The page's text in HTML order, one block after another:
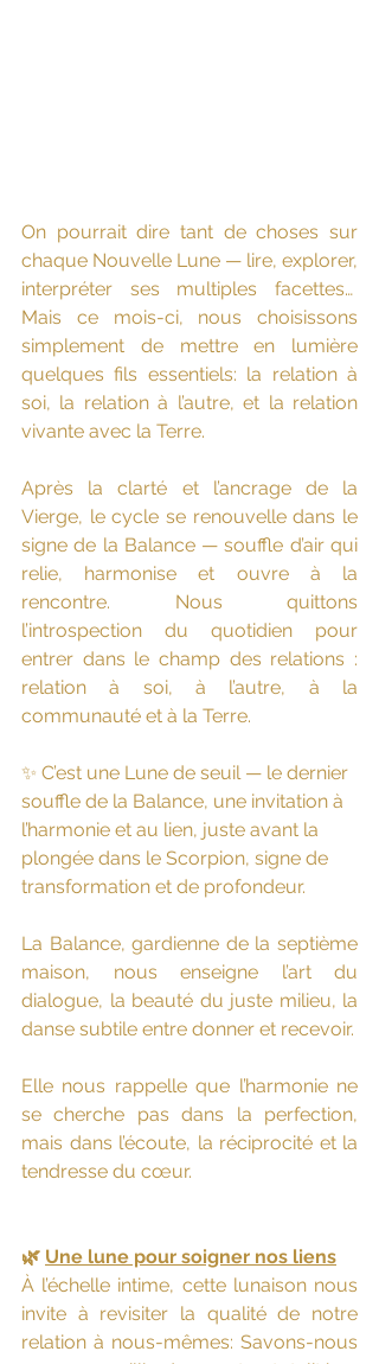
On pourrait dire tant de choses sur
chaque Nouvelle Lune — lire, explorer,
interpréter ses multiples facettes…
Mais ce mois-ci, nous choisissons
simplement de mettre en lumière
quelques fils essentiels: la relation à
soi, la relation à l’autre, et la relation
vivante avec la Terre.
Après la clarté et l’ancrage de la
Vierge, le cycle se renouvelle dans le
signe de la Balance — souffle d’air qui
relie, harmonise et ouvre à la
rencontre. Nous quittons
l’introspection du quotidien pour
entrer dans le champ des relations :
relation à soi, à l’autre, à la
communauté et à la Terre.
✨ C’est une Lune de seuil — le dernier
souffle de la Balance, une invitation à
l’harmonie et au lien, juste avant la
plongée dans le Scorpion, signe de
transformation et de profondeur.
La Balance, gardienne de la septième
maison, nous enseigne l’art du
dialogue, la beauté du juste milieu, la
danse subtile entre donner et recevoir.
Elle nous rappelle que l’harmonie ne
se cherche pas dans la perfection,
mais dans l’écoute, la réciprocité et la
tendresse du cœur.
🌿 Une lune pour soigner nos liens
À l’échelle intime, cette lunaison nous
invite à revisiter la qualité de notre
relation à nous-mêmes: Savons-nous